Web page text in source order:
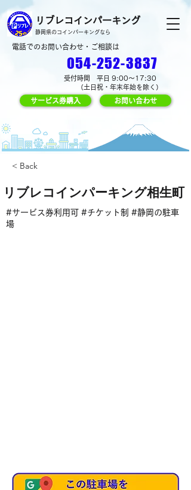
リブレコインパーキング
静岡県のコインパーキングなら
電話でのお問い合わせ・ご相談は
054-252-3837
受付時間 平日 9:00～17:30
（土日祝・年末年始を除く）
サービス券購入 お問い合わせ
< Back
リブレコインパーキング相生町
#サービス券利用可 #チケット制 #静岡の駐車
場